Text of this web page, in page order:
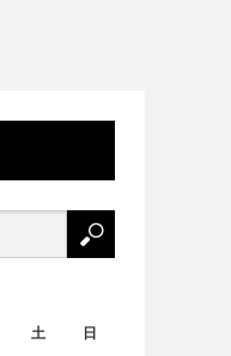
土 日